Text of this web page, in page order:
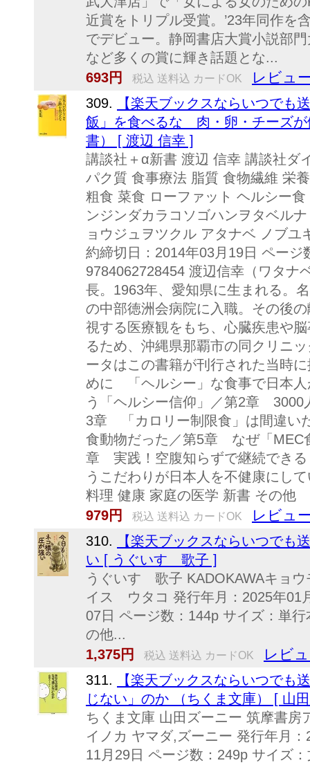
近賞をトリプル受賞。’23年同作を
でデビュー。静岡書店大賞小説部
など多くの賞に輝き話題とな...
693円
税込 送料込 カードOK レビュ
309.
【楽天ブックスならいつでも
飯」を食べるな 肉・卵・チーズ
書） [ 渡辺 信幸 ]
講談社＋α新書 渡辺 信幸 講談社ダ
パク質 食事療法 脂質 食物繊維 栄
粗食 菜食 ローファット ヘルシー
ンジンダカラコソゴハンヲタベル
ョウジュヲツクル アタナベ ノブ
約締切日：2014年03月19日 ペー
9784062728454 渡辺信幸（ワタナ
長。1963年、愛知県に生まれる。
の中部徳洲会病院に入職。その後
視する医療観をもち、心臓疾患や
るため、沖縄県那覇市の同クリニ
ータはこの書籍が刊行された当時
めに 「ヘルシー」な食事で日本
う「ヘルシー信仰」／第2章 3000
3章 「カロリー制限食」は間違い
食動物だった／第5章 なぜ「MEC
章 実践！空腹知らずで継続できる
うこだわりが日本人を不健康にし
料理 健康 家庭の医学 新書 その他
979円
税込 送料込 カードOK レビュ
310.
【楽天ブックスならいつでも
い [ うぐいす 歌子 ]
うぐいす 歌子 KADOKAWAキョ
イス ウタコ 発行年月：2025年01
07日 ページ数：144p サイズ：単
の他...
1,375円
税込 送料込 カードOK レビ
311.
【楽天ブックスならいつでも
じない」のか （ちくま文庫） [ 山
ちくま文庫 山田ズーニー 筑摩書
イノカ ヤマダ,ズーニー 発行年月
11月29日 ページ数：249p サイズ